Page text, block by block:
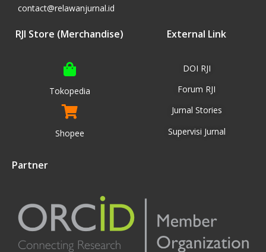
contact@relawanjurnal.id
RJI Store (Merchandise)
Tokopedia
Shopee
External Link
DOI RJI
Forum RJI
Jurnal Stories
Supervisi Jurnal
Partner